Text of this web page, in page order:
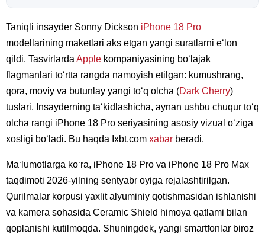
Taniqli insayder Sonny Dickson iPhone 18 Pro
modellarining maketlari aks etgan yangi suratlarni eʻlon
qildi. Tasvirlarda Apple kompaniyasining boʻlajak
flagmanlari toʻrtta rangda namoyish etilgan: kumushrang,
qora, moviy va butunlay yangi toʻq olcha (Dark Cherry)
tuslari. Insayderning taʻkidlashicha, aynan ushbu chuqur toʻq
olcha rangi iPhone 18 Pro seriyasining asosiy vizual oʻziga
xosligi boʻladi. Bu haqda Ixbt.com xabar beradi.
Maʻlumotlarga koʻra, iPhone 18 Pro va iPhone 18 Pro Max
taqdimoti 2026-yilning sentyabr oyiga rejalashtirilgan.
Qurilmalar korpusi yaxlit alyuminiy qotishmasidan ishlanishi
va kamera sohasida Ceramic Shield himoya qatlami bilan
qoplanishi kutilmoqda. Shuningdek, yangi smartfonlar biroz